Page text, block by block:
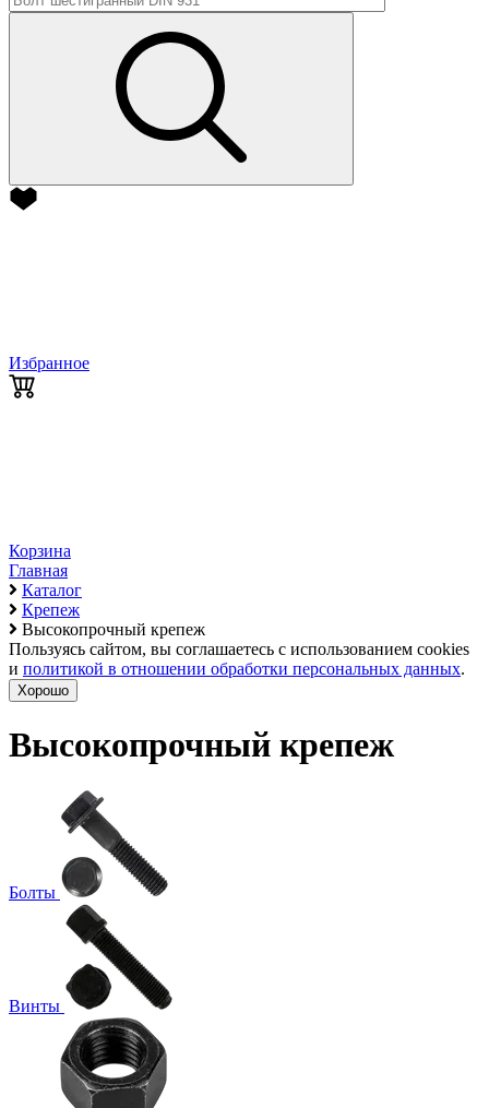
Избранное
Корзина
Главная
Каталог
Крепеж
Высокопрочный крепеж
Пользуясь сайтом, вы соглашаетесь с использованием cookies
и политикой в отношении обработки персональных данных.
Хорошо
Высокопрочный крепеж
Болты
Винты